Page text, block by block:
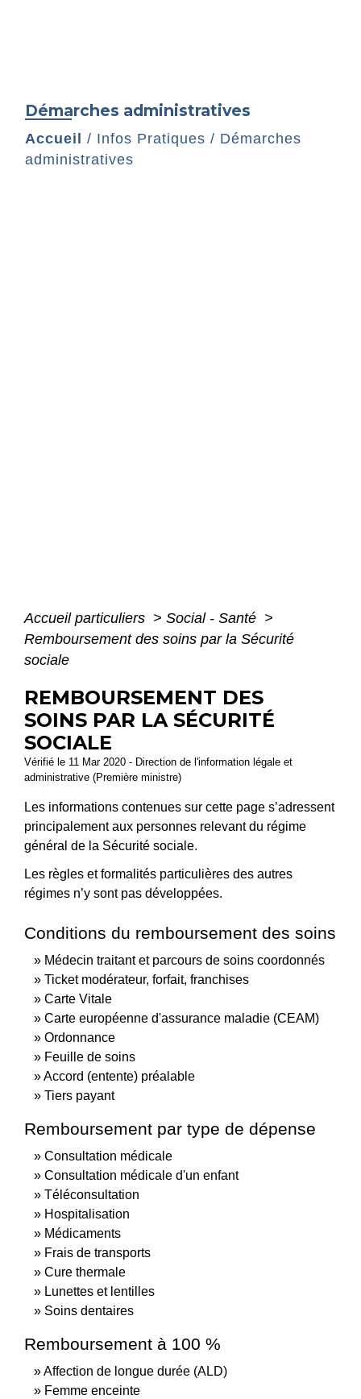
Démarches administratives
Accueil / Infos Pratiques / Démarches
administratives
Accueil particuliers > Social - Santé >
Remboursement des soins par la Sécurité
sociale
REMBOURSEMENT DES
SOINS PAR LA SÉCURITÉ
SOCIALE
Vérifié le 11 Mar 2020 - Direction de l'information légale et
administrative (Première ministre)
Les informations contenues sur cette page s’adressent
principalement aux personnes relevant du régime
général de la Sécurité sociale.
Les règles et formalités particulières des autres
régimes n’y sont pas développées.
Conditions du remboursement des soins
Médecin traitant et parcours de soins coordonnés
Ticket modérateur, forfait, franchises
Carte Vitale
Carte européenne d'assurance maladie (CEAM)
Ordonnance
Feuille de soins
Accord (entente) préalable
Tiers payant
Remboursement par type de dépense
Consultation médicale
Consultation médicale d'un enfant
Téléconsultation
Hospitalisation
Médicaments
Frais de transports
Cure thermale
Lunettes et lentilles
Soins dentaires
Remboursement à 100 %
Affection de longue durée (ALD)
Femme enceinte